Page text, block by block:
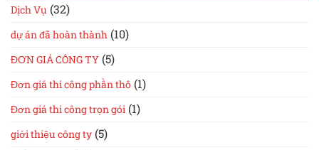
Dịch Vụ (32)
dự án đã hoàn thành (10)
ĐƠN GIÁ CÔNG TY (5)
Đơn giá thi công phần thô (1)
Đơn giá thi công trọn gói (1)
giới thiệu công ty (5)